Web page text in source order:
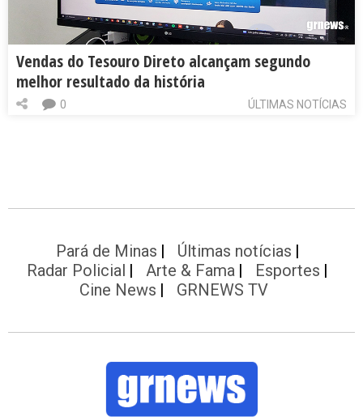
Vendas do Tesouro Direto alcançam segundo
melhor resultado da história
ÚLTIMAS NOTÍCIAS
0
Pará de Minas
Últimas notícias
Radar Policial
Arte & Fama
Esportes
Cine News
GRNEWS TV